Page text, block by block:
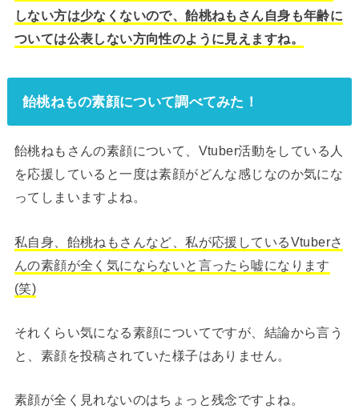
しない方は少なくないので、飴桃ねもさん自身も年齢に
ついては公表しない方向性のように見えますね。
飴桃ねもの素顔について調べてみた！
飴桃ねもさんの素顔について、Vtuber活動をしている人
を応援していると一度は素顔がどんな感じなのか気にな
ってしまいますよね。
私自身、飴桃ねもさんなど、私が応援しているVtuberさ
んの素顔が全く気にならないと言ったら嘘になります
(笑)
それくらい気になる素顔についてですが、結論から言う
と、素顔を投稿されていた様子はありません。
素顔が全く見れないのはちょっと残念ですよね。